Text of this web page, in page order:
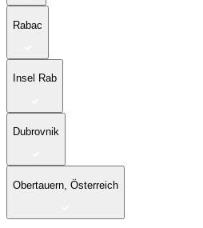
Rabac
Insel Rab
Dubrovnik
Obertauern, Österreich